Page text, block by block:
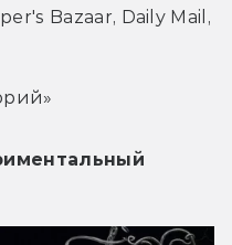
Bazaar, Daily Mail,